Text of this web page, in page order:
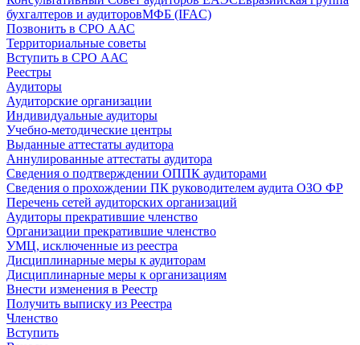
бухгалтеров и аудиторовМФБ (IFAC)
Позвонить в СРО ААС
Территориальные советы
Вступить в СРО ААС
Реестры
Аудиторы
Аудиторские организации
Индивидуальные аудиторы
Учебно-методические центры
Выданные аттестаты аудитора
Аннулированные аттестаты аудитора
Сведения о подтверждении ОППК аудиторами
Сведения о прохождении ПК руководителем аудита ОЗО ФР
Перечень сетей аудиторских организаций
Аудиторы прекратившие членство
Организации прекратившие членство
УМЦ, исключенные из реестра
Дисциплинарные меры к аудиторам
Дисциплинарные меры к организациям
Внести изменения в Реестр
Получить выписку из Реестра
Членство
Вступить